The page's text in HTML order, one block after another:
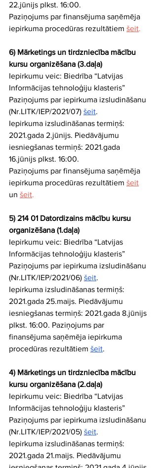
22.jūnijs plkst. 16:00.
Paziņojums par finansējuma saņēmēja
iepirkuma procedūras rezultātiem šeit.
6) Mārketings un tirdzniecība mācību
kursu organizēšana (3.daļa)
Iepirkumu veic: Biedrība “Latvijas
Informācijas tehnoloģiju klasteris”
Paziņojums par iepirkuma izsludināšanu
(Nr.LITK/IEP/2021/07) šeit.
Iepirkuma izsludināšanas termiņš:
2021.gada 2.jūnijs. Piedāvājumu
iesniegšanas termiņš: 2021.gada
16.jūnijs plkst. 16:00.
Paziņojums par finansējuma saņēmēja
iepirkuma procedūras rezultātiem šeit
un šeit.
5) 214 01 Datordizains mācību kursu
organizēšana (1.daļa)
Iepirkumu veic: Biedrība “Latvijas
Informācijas tehnoloģiju klasteris”
Paziņojums par iepirkuma izsludināšanu
(Nr.LITK/IEP/2021/06) šeit.
Iepirkuma izsludināšanas termiņš:
2021.gada 25.maijs. Piedāvājumu
iesniegšanas termiņš: 2021.gada 8.jūnijs
plkst. 16:00. Paziņojums par
finansējuma saņēmēja iepirkuma
procedūras rezultātiem šeit.
4) Mārketings un tirdzniecība mācību
kursu organizēšana (2.daļa)
Iepirkumu veic: Biedrība “Latvijas
Informācijas tehnoloģiju klasteris”
Paziņojums par iepirkuma izsludināšanu
(Nr.LITK/IEP/2021/05) šeit.
Iepirkuma izsludināšanas termiņš:
2021.gada 21.maijs. Piedāvājumu